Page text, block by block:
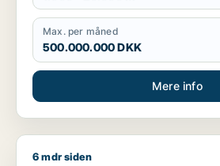
Max. per måned
500.000.000 DKK
Mere info
Bmdcconsult@gmail.com søger
6 mdr siden